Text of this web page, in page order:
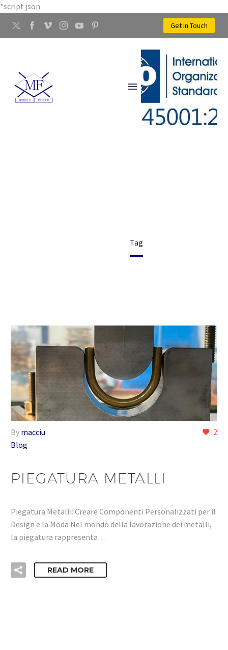
*script json
Get in Touch
Tag
2
By macciu
Blog
PIEGATURA METALLI
Piegatura Metalli: Creare Componenti Personalizzati per il
Design e la Moda Nel mondo della lavorazione dei metalli,
la piegatura rappresenta…
READ MORE